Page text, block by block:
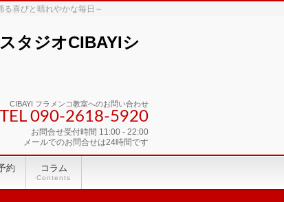
喜びと晴れやかな毎日～
タジオCIBAYIシ
CIBAYI フラメンコ教室へのお問い合わせ
TEL 090-2618‐5920
お問合せ受付時間 11:00 - 22:00
メールでのお問合せは24時間です
約 コラム
Contents